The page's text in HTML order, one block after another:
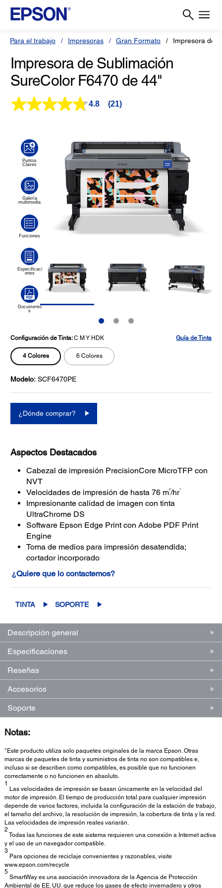
Para el trabajo Impresoras Gran Formato Impresora de
Impresora de Sublimación
SureColor F6470 de 44"
4.8
Lea
la
misma
página.
(21)
Configuración de Tinta:C M Y HDK Guía de Tinta
4 Colores 6 Colores
Modelo: SCF6470PE
¿Dónde comprar?
Aspectos Destacados
Cabezal de impresión PrecisionCore MicroTFP con
NVT
Velocidades de impresión de hasta 76 m2/hr1
Impresionante calidad de imagen con tinta
UltraChrome DS
Software Epson Edge Print con Adobe PDF Print
Engine
Toma de medios para impresión desatendida;
cortador incorporado
¿Quiere que lo contactemos?
TINTA SOPORTE
Descripción general
Especificaciones
Reseñas
Accesorios
Soporte
Notas:
*Este producto utiliza solo paquetes originales de la marca Epson. Otras
marcas de paquetes de tinta y suministros de tinta no son compatibles e,
incluso si se describen como compatibles, es posible que no funcionen
correctamente o no funcionen en absoluto.
1
Las velocidades de impresión se basan únicamente en la velocidad del
motor de impresión. El tiempo de producción total para cualquier impresión
depende de varios factores, incluida la configuración de la estación de trabajo,
el tamaño del archivo, la resolución de impresión, la cobertura de tinta y la red.
Las velocidades de impresión reales variarán.
2
Todas las funciones de este sistema requieren una conexión a Internet activa
y el uso de un navegador compatible.
3
Para opciones de reciclaje convenientes y razonables, visite
www.epson.com/recycle
5
SmartWay es una asociación innovadora de la Agencia de Protección
Ambiental de EE. UU. que reduce los gases de efecto invernadero y otros